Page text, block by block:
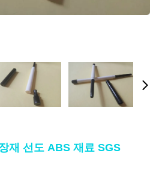
재 선도 ABS 재료 SGS